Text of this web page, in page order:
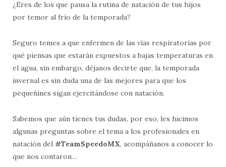
¿Eres de los que pausa la rutina de natación de tus hijos
por temor al frío de la temporada?
Seguro temes a que enfermen de las vías respiratorias por
qué piensas que estarán expuestos a bajas temperaturas en
el agua, sin embargo, déjanos decirte que, la temporada
invernal es sin duda una de las mejores para que los
pequeñines sigan ejercitándose con natación.
Sabemos que aún tienes tus dudas, por eso, les hicimos
algunas preguntas sobre el tema a los profesionales en
natación del #TeamSpeedoMX, acompáñanos a conocer lo
que nos contaron…